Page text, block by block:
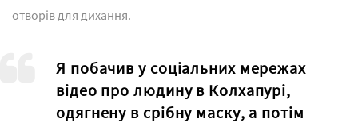
отворів для дихання.
Я побачив у соціальних мережах
відео про людину в Колхапурі,
одягнену в срібну маску, а потім